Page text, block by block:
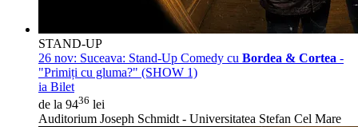
STAND-UP
26 nov: Suceava: Stand-Up Comedy cu Bordea & Cortea -
"Primiți cu gluma?" (SHOW 1)
ia Bilet
de la 9436 lei
Auditorium Joseph Schmidt - Universitatea Stefan Cel Mare